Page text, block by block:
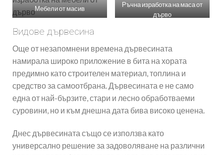
Мебели от масив
Ръчна изработка на маса от
дърво
Видове дървесина
Още от незапомнени времена дървесината
намирала широко приложение в бита на хората
предимно като строителен материал, топлина и
средство за самоотбрана. Дървесината е не само
една от най-бързите, стари и лесно обработваеми
суровини, но и към днешна дата бива високо ценена.
Днес дървесината също се използва като
универсално решение за задоволяване на различни